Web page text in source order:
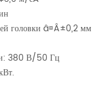
головки â¤Â±0,2 мм
380 В/50 Гц